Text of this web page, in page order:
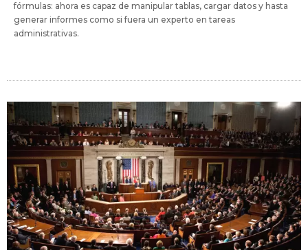
fórmulas: ahora es capaz de manipular tablas, cargar datos y hasta
generar informes como si fuera un experto en tareas
administrativas.